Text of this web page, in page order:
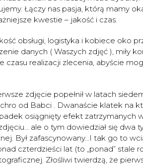
Łączy nas pasja, którą mamy
kwestie – jakość i czas.
obsługi, logistyka i kobiece oko
danych ( Waszych zdjęć ), miły
czasu realizacji zlecenia, abyście
zdjęcie popełnił w latach
od Babci . Dwanaście klatek na
osiągnięty efekt zatrzymanych
ale o tym dowiedział się
Był zafascynowany...I tak go to
czterdzieści lat (to „ponad” stale
Złośliwi twierdzą, że